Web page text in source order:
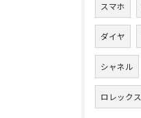
スマホ
ダイヤ
シャネル
ロレックス